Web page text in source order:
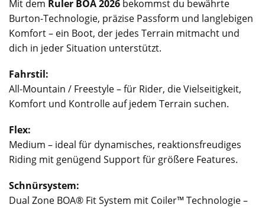
Mit dem Ruler BOA 2026 bekommst du bewährte
Burton-Technologie, präzise Passform und langlebigen
Komfort – ein Boot, der jedes Terrain mitmacht und
dich in jeder Situation unterstützt.
Fahrstil:
All-Mountain / Freestyle – für Rider, die Vielseitigkeit,
Komfort und Kontrolle auf jedem Terrain suchen.
Flex:
Medium – ideal für dynamisches, reaktionsfreudiges
Riding mit genügend Support für größere Features.
Schnürsystem:
Dual Zone BOA® Fit System mit Coiler™ Technologie –